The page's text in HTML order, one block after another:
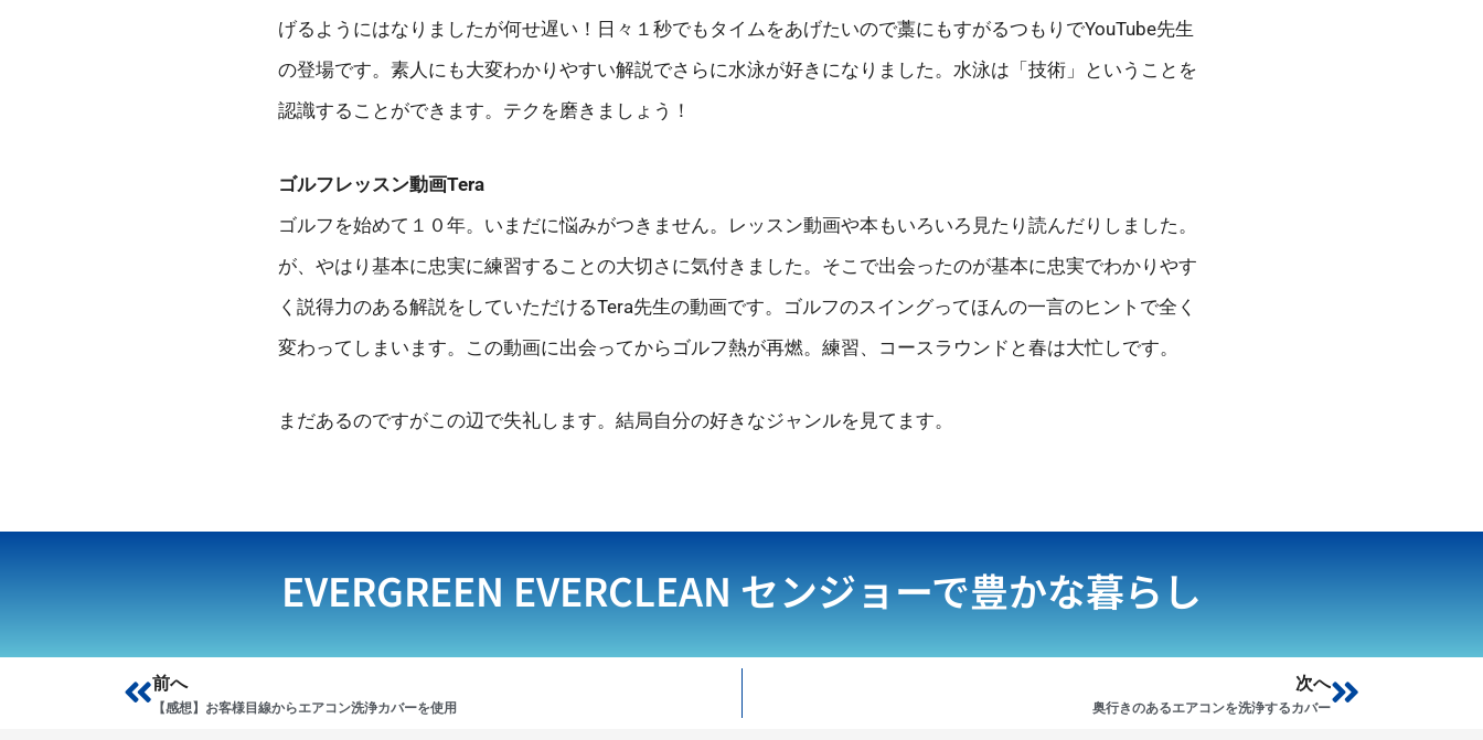
げるようにはなりましたが何せ遅い！日々１秒でもタイムをあげたいので藁にもすがるつもりでYouTube先生
の登場です。素人にも大変わかりやすい解説でさらに水泳が好きになりました。水泳は「技術」ということを
認識することができます。テクを磨きましょう！
ゴルフレッスン動画Tera
ゴルフを始めて１０年。いまだに悩みがつきません。レッスン動画や本もいろいろ見たり読んだりしました。
が、やはり基本に忠実に練習することの大切さに気付きました。そこで出会ったのが基本に忠実でわかりやす
く説得力のある解説をしていただけるTera先生の動画です。ゴルフのスイングってほんの一言のヒントで全く
変わってしまいます。この動画に出会ってからゴルフ熱が再燃。練習、コースラウンドと春は大忙しです。
まだあるのですがこの辺で失礼します。結局自分の好きなジャンルを見てます。
EVERGREEN EVERCLEANセンジョーで豊かな暮らし
Prev
前へ
【感想】お客様目線からエアコン洗浄カバーを使用
次へ
奥行きのあるエアコンを洗浄するカバーNext